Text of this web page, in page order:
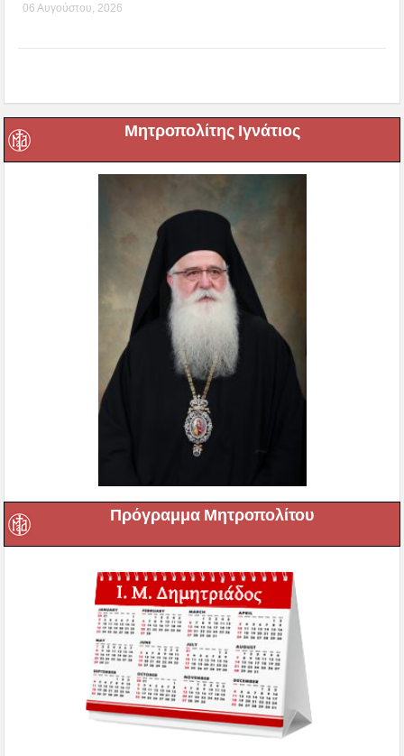
06 Αυγούστου, 2026
Μητροπολίτης Ιγνάτιος
Πρόγραμμα Μητροπολίτου